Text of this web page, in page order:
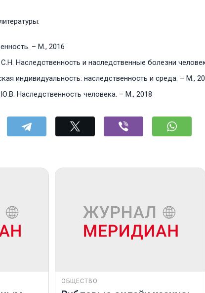
– М., 2016
Наследственность и наследственные болезни
индивидуальность: наследственность и среда. – М.,
Наследственность человека. – М., 2018
ОБЩЕСТВО